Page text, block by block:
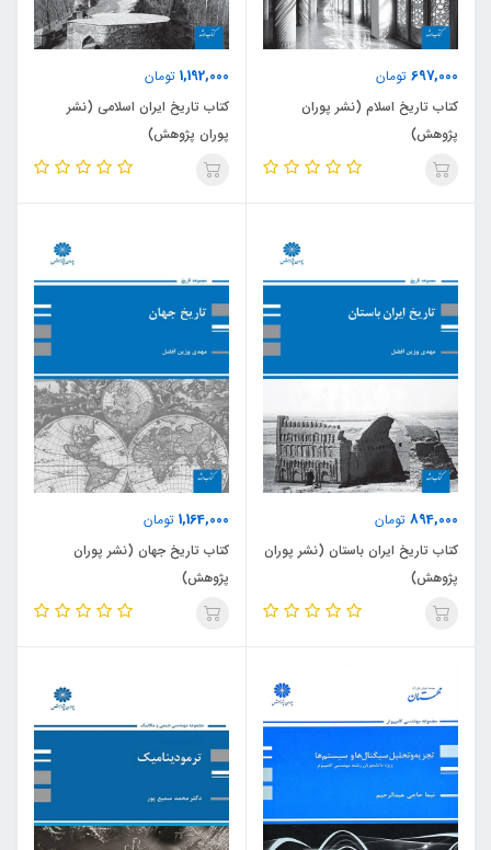
697,000 تومان
کتاب تاریخ اسلام (نشر پوران
پژوهش)
1,192,000 تومان
کتاب تاریخ ایران اسلامی (نشر
پوران پژوهش)
894,000 تومان
کتاب تاریخ ایران باستان (نشر پوران
پژوهش)
1,164,000 تومان
کتاب تاریخ جهان (نشر پوران
پژوهش)